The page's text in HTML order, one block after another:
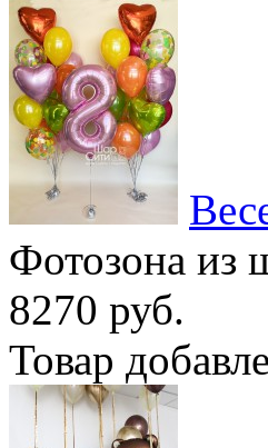
Фотозона из
8270 руб.
Товар